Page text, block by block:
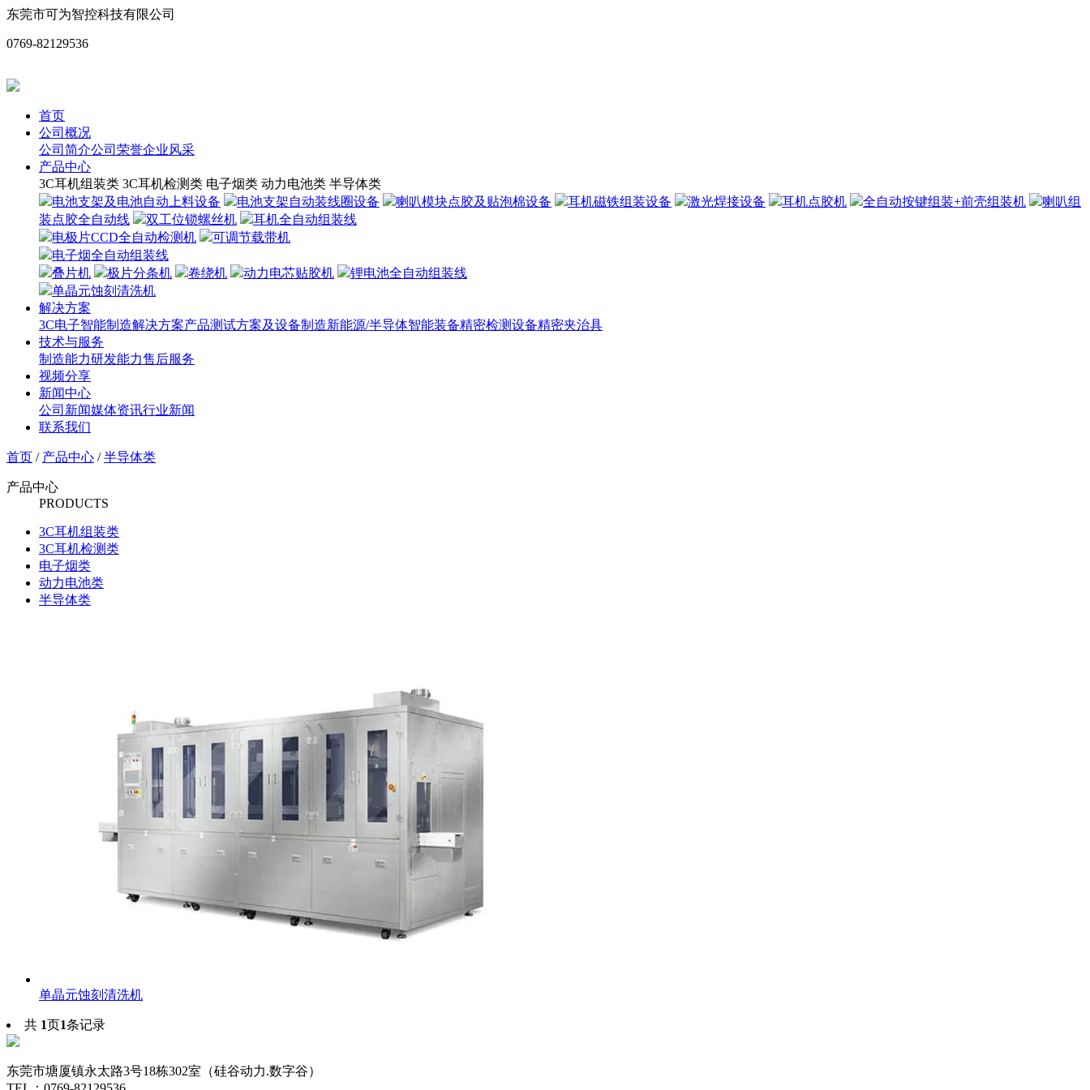
东莞市可为智控科技有限公司
0769-82129536
首页
公司概况
公司简介公司荣誉企业风采
产品中心
3C耳机组装类 3C耳机检测类 电子烟类 动力电池类 半导体类
电池支架及电池自动上料设备
电池支架自动装线圈设备 喇叭模块点胶及贴泡棉设备 耳机磁铁组装设备 激光焊接设备 耳机点胶机 全自动按键组装+前壳组装机
喇叭组
装点胶全自动线
双工位锁螺丝机
耳机全自动组装线
电极片CCD全自动检测机
可调节载带机
电子烟全自动组装线
叠片机
极片分条机 卷绕机 动力电芯贴胶机
锂电池全自动组装线
单晶元蚀刻清洗机
解决方案
3C电子智能制造解决方案产品测试方案及设备制造新能源/半导体智能装备精密检测设备精密夹治具
技术与服务
制造能力研发能力售后服务
视频分享
新闻中心
公司新闻媒体资讯行业新闻
联系我们
首页 / 产品中心 /半导体类
产品中心
PRODUCTS
3C耳机组装类
3C耳机检测类
电子烟类
动力电池类
半导体类
单晶元蚀刻清洗机
共 1页1条记录
东莞市塘厦镇永太路3号18栋302室（硅谷动力.数字谷）